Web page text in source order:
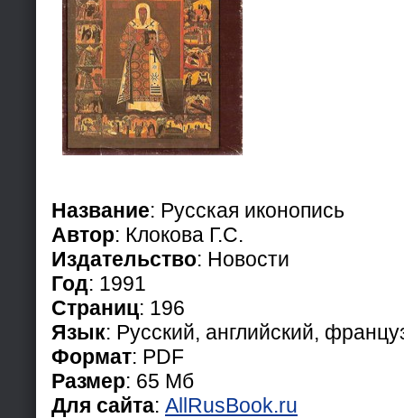
Название: Русская иконопись
Автор: Клокова Г.С.
Издательство: Новости
Год: 1991
Страниц: 196
Язык: Русский, английский,
Формат: PDF
Размер: 65 Мб
Для сайта: AllRusBook.ru